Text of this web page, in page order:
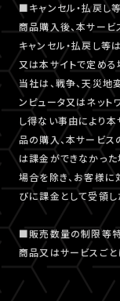
■キャンセル・払戻し等
商品購入後、本サー
キャンセル・払戻し等
又は本サイトで定める
当社は、戦争、天災地
ンピュータ又はネッ
し得ない事由により
品の購入、本サービス
は課金ができなかっ
場合を除き、お客様
びに課金として受領し
■販売数量の制限等
商品又はサービスごと